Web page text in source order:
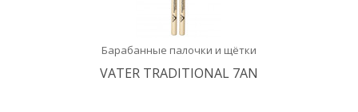
Барабанные палочки и щётки
VATER TRADITIONAL 7AN